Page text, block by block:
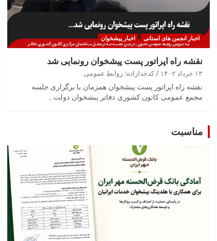
اخبار انجمن های استانی اخبار پیشخوان
نقشه راه اپراتور پست پیشخوان رونمایی شد
۱۳ خرداد ۱۴۰۲ کدخدازاده؛ روابط عمومی
نقشه راه اپراتور پست پیشخوان همزمان با برگزاری جلسه
مجمع عمومی کانون کشوری دفاتر پیشخوان دولت…
مناسبت